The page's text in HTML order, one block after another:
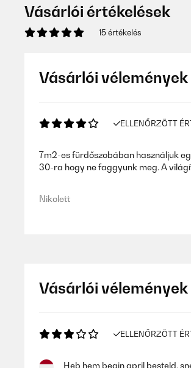
Vásárlói értékelések
15 értékelés
Vásárlói
ELLENŐRZÖTT
7m2-es fürdőszobában használjuk
30-ra hogy ne faggyunk meg. A
Nikolett
Vásárlói
ELLENŐRZÖTT
Heb hem begin april besteld,